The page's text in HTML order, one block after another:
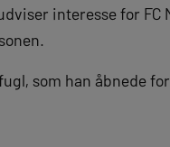
interesse for
som han åbnede